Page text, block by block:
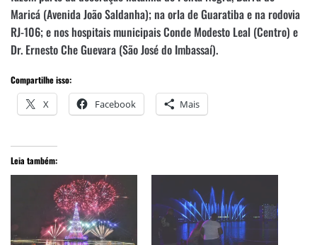
Maricá (Avenida João Saldanha); na orla de Guaratiba e na rodovia
RJ-106; e nos hospitais municipais Conde Modesto Leal (Centro) e
Dr. Ernesto Che Guevara (São José do Imbassaí).
Compartilhe isso:
X Facebook Mais
Leia também: